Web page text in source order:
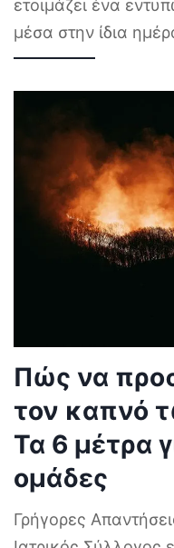
ετοιμάζει ένα
μέσα στην ίδια
Πώς να
τον καπνό
Τα 6 μέτρα
ομάδες
Γρήγορες